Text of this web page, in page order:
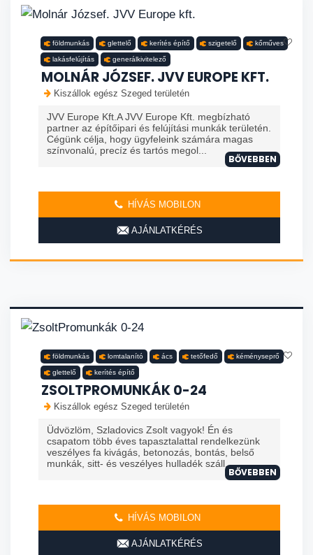
földmunkás glettelő kerítés építő szigetelő kőműves
lakásfelújítás generálkivitelező
MOLNÁR JÓZSEF. JVV EUROPE KFT.
Kiszállok egész Szeged területén
JVV Europe Kft.A JVV Europe Kft. megbízható
partner az építőipari és felújítási munkák területén.
Cégünk célja, hogy ügyfeleink számára magas
színvonalú, precíz és tartós megol...
BŐVEBBEN
HÍVÁS MOBILON
AJÁNLATKÉRÉS
földmunkás lomtalanító ács tetőfedő kéményseprő
glettelő kerítés építő
ZSOLTPROMUNKÁK 0-24
Kiszállok egész Szeged területén
Üdvözlöm, Szladovics Zsolt vagyok! Én és
csapatom több éves tapasztalattal rendelkezünk
veszélyes fa kivágás, betonozás, bontás, belső
munkák, sitt- és veszélyes hulladék száll...
BŐVEBBEN
HÍVÁS MOBILON
AJÁNLATKÉRÉS